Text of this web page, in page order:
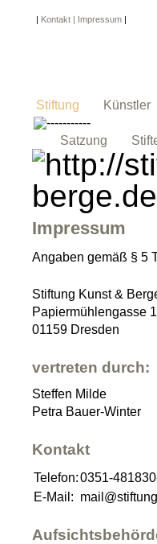
| Kontakt | Impressum |
Stiftung Künstler
Satzung
Impressum
Angaben gemäß § 5
Stiftung Kunst &
Papiermühlengasse
01159 Dresden
vertreten durch:
Steffen Milde
Petra Bauer-Winter
Kontakt
Telefon:0351-
E-Mail: